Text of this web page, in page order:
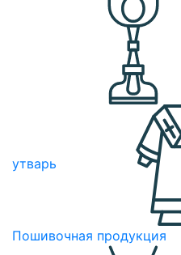
утварь
Пошивочная продукция